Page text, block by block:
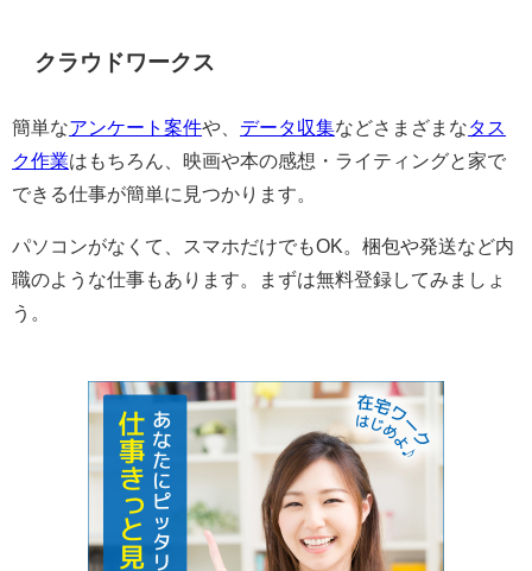
クラウドワークス
簡単なアンケート案件や、 データ収集などさまざまなタス
ク作業はもちろん、映画や本の感想・ライティングと家で
できる仕事が簡単に見つかります。
パソコンがなくて、スマホだけでもOK。梱包や発送など内
職のような仕事もあります。まずは無料登録してみましょ
う。